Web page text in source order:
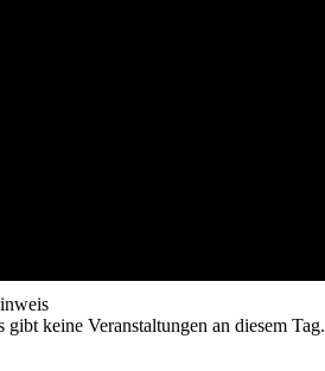
gibt keine Veranstaltungen an diesem Tag.